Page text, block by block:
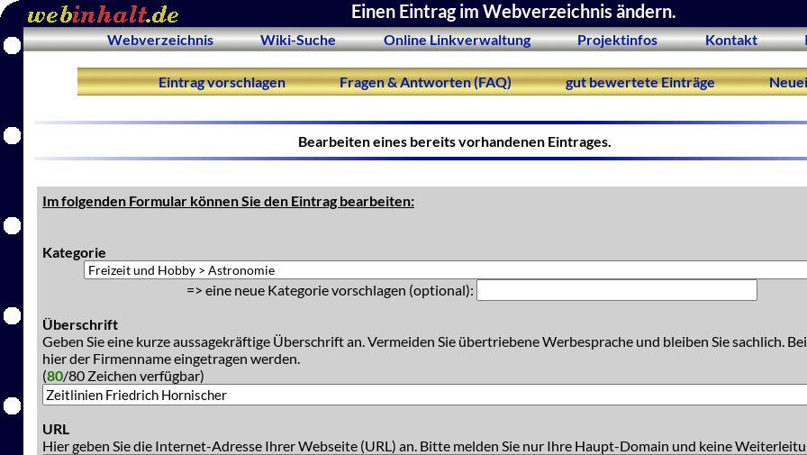
Einen Eintrag im Webverzeichnis ändern.
Webverzeichnis Wiki-Suche Online Linkverwaltung Projektinfos Kontakt
Eintrag vorschlagen Fragen & Antworten (FAQ) gut bewertete Einträge
Bearbeiten eines bereits vorhandenen Eintrages.
Im folgenden Formular können Sie den Eintrag bearbeiten:
Kategorie
=> eine neue Kategorie vorschlagen (optional):
Überschrift
Geben Sie eine kurze aussagekräftige Überschrift an. Vermeiden Sie übertriebene Werbesprache und bleiben Sie sachlich.
hier der Firmenname eingetragen werden.
(80/80 Zeichen verfügbar)
URL
Hier geben Sie die Internet-Adresse Ihrer Webseite (URL) an. Bitte melden Sie nur Ihre Haupt-Domain und keine